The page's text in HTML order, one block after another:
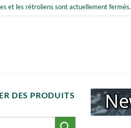
et les rétroliens sont actuellement fermés.
DES PRODUITS